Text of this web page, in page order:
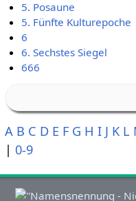
5. Posaune
5. Fünfte Kulturepoche
6
6. Sechstes Siegel
666
A B C D E F G H I J K L
| 0-9